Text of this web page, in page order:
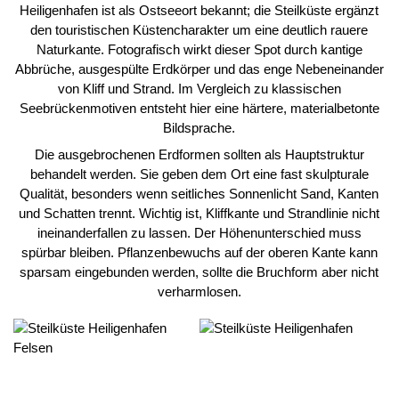
Heiligenhafen ist als Ostseeort bekannt; die Steilküste ergänzt
den touristischen Küstencharakter um eine deutlich rauere
Naturkante. Fotografisch wirkt dieser Spot durch kantige
Abbrüche, ausgespülte Erdkörper und das enge Nebeneinander
von Kliff und Strand. Im Vergleich zu klassischen
Seebrückenmotiven entsteht hier eine härtere, materialbetonte
Bildsprache.
Die ausgebrochenen Erdformen sollten als Hauptstruktur
behandelt werden. Sie geben dem Ort eine fast skulpturale
Qualität, besonders wenn seitliches Sonnenlicht Sand, Kanten
und Schatten trennt. Wichtig ist, Kliffkante und Strandlinie nicht
ineinanderfallen zu lassen. Der Höhenunterschied muss
spürbar bleiben. Pflanzenbewuchs auf der oberen Kante kann
sparsam eingebunden werden, sollte die Bruchform aber nicht
verharmlosen.